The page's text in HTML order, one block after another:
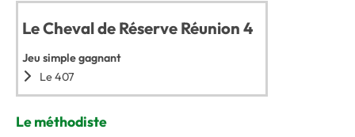
Le Cheval de Réserve Réunion 4
Jeu simple gagnant
Le 407
Le méthodiste